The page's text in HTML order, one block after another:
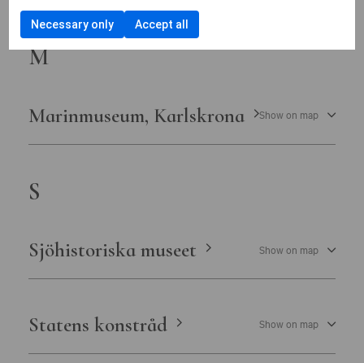
M
Marinmuseum, Karlskrona Show on map
S
Sjöhistoriska museet Show on map
Statens konstråd Show on map
Necessary only Accept all